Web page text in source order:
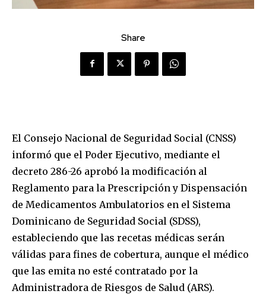
Share
El Consejo Nacional de Seguridad Social (CNSS)
informó que el Poder Ejecutivo, mediante el
decreto 286-26 aprobó la modificación al
Reglamento para la Prescripción y Dispensación
de Medicamentos Ambulatorios en el Sistema
Dominicano de Seguridad Social (SDSS),
estableciendo que las recetas médicas serán
válidas para fines de cobertura, aunque el médico
que las emita no esté contratado por la
Administradora de Riesgos de Salud (ARS).